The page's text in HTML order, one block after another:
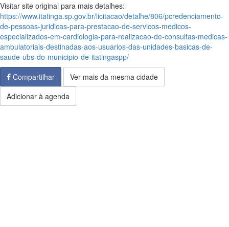
Visitar site original para mais detalhes:
https://www.itatinga.sp.gov.br/licitacao/detalhe/806/pcredenciamento-
de-pessoas-juridicas-para-prestacao-de-servicos-medicos-
especializados-em-cardiologia-para-realizacao-de-consultas-medicas-
ambulatoriais-destinadas-aos-usuarios-das-unidades-basicas-de-
saude-ubs-do-municipio-de-itatingaspp/
Compartilhar
Ver mais da mesma cidade
Adicionar à agenda